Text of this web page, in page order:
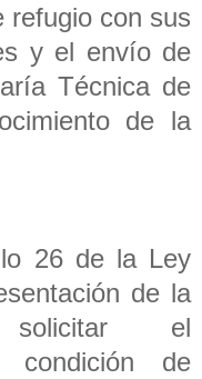
refugio con sus
y el envío de
Técnica de
de la
26 de la Ley
de la
solicitar el
condición de